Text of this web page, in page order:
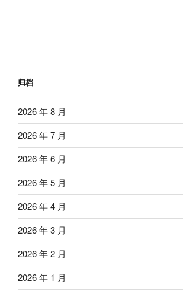
归档
2026 年 8 月
2026 年 7 月
2026 年 6 月
2026 年 5 月
2026 年 4 月
2026 年 3 月
2026 年 2 月
2026 年 1 月